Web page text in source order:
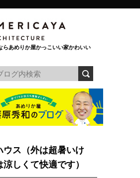
らあめりか屋かっこいい家かわいい
ウス（外は超暑いけ
しくて快適です）